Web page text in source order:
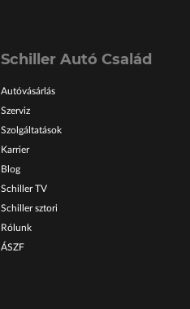
Schiller Autó Család
Autóvásárlás
Szerviz
Szolgáltatások
Karrier
Blog
Schiller TV
Schiller sztori
Rólunk
ÁSZF